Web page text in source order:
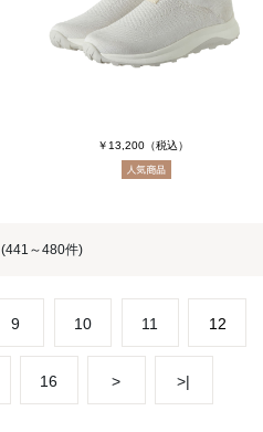
￥13,200 （税込）
(441～480件)
9 10 11 12
16 > >|